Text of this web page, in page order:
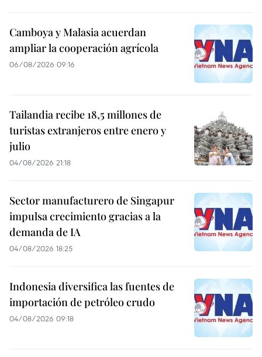
Camboya y Malasia acuerdan
ampliar la cooperación agrícola
06/08/2026 09:16
Tailandia recibe 18,5 millones de
turistas extranjeros entre enero y
julio
04/08/2026 21:18
Sector manufacturero de Singapur
impulsa crecimiento gracias a la
demanda de IA
04/08/2026 18:25
Indonesia diversifica las fuentes de
importación de petróleo crudo
04/08/2026 09:18